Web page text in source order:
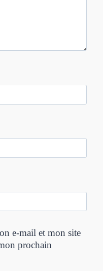
e-mail et mon site
prochain